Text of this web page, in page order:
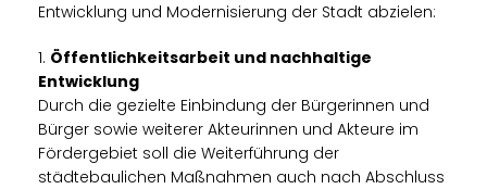
Entwicklung und Modernisierung der Stadt abzielen:
1. Öffentlichkeitsarbeit und nachhaltige
Entwicklung
Durch die gezielte Einbindung der Bürgerinnen und
Bürger sowie weiterer Akteurinnen und Akteure im
Fördergebiet soll die Weiterführung der
städtebaulichen Maßnahmen auch nach Abschluss